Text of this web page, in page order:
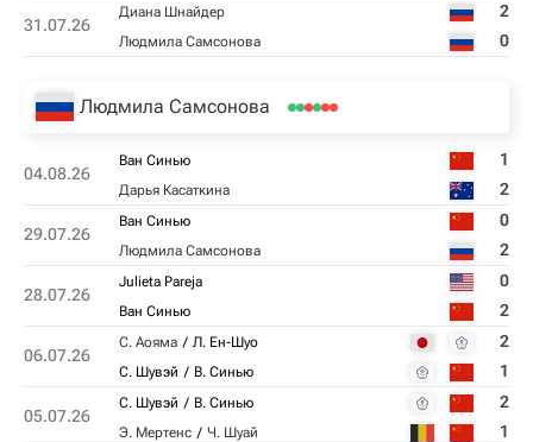
31.07.26
Диана Шнайдер 2
Людмила Самсонова 0
Людмила Самсонова
04.08.26
Ван Синью 1
Дарья Касаткина 2
29.07.26
Ван Синью 0
Людмила Самсонова 2
28.07.26
Julieta Pareja 0
Ван Синью 2
06.07.26
С. Аояма Л. Ен-Шуо 2
С. Шувэй В. Синью 1
05.07.26
С. Шувэй В. Синью 2
Э. Мертенс Ч. Шуай 1